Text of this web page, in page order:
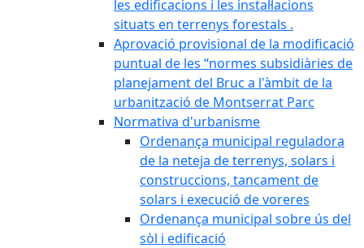
les edificacions i les instal·lacions
situats en terrenys forestals .
Aprovació provisional de la modificació
puntual de les “normes subsidiàries de
planejament del Bruc a l'àmbit de la
urbanització de Montserrat Parc
Normativa d'urbanisme
Ordenança municipal reguladora
de la neteja de terrenys, solars i
construccions, tancament de
solars i execució de voreres
Ordenança municipal sobre ús del
sòl i edificació